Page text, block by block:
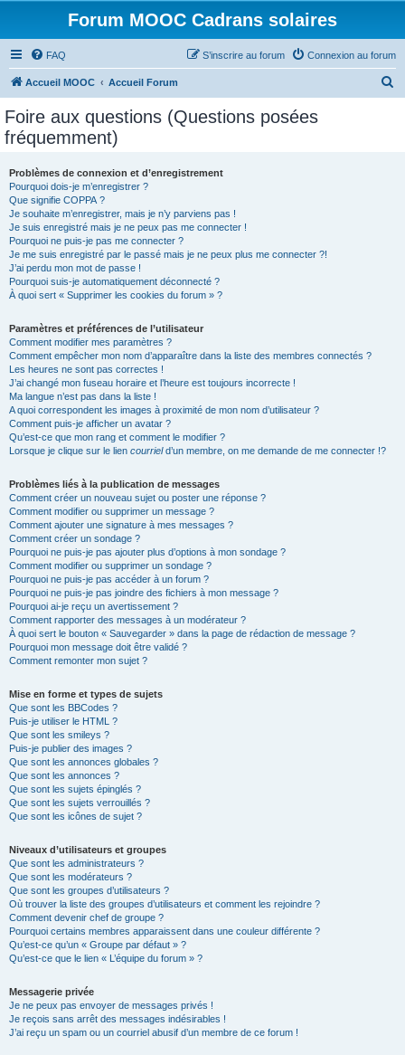
Forum MOOC Cadrans solaires
FAQ Connexion au forum
S’inscrire au forum
Accueil MOOC Accueil Forum
Foire aux questions (Questions posées
fréquemment)
Problèmes de connexion et d’enregistrement
Pourquoi dois-je m’enregistrer ?
Que signifie COPPA ?
Je souhaite m’enregistrer, mais je n’y parviens pas !
Je suis enregistré mais je ne peux pas me connecter !
Pourquoi ne puis-je pas me connecter ?
Je me suis enregistré par le passé mais je ne peux plus me connecter ?!
J’ai perdu mon mot de passe !
Pourquoi suis-je automatiquement déconnecté ?
À quoi sert « Supprimer les cookies du forum » ?
Paramètres et préférences de l’utilisateur
Comment modifier mes paramètres ?
Comment empêcher mon nom d’apparaître dans la liste des membres connectés ?
Les heures ne sont pas correctes !
J’ai changé mon fuseau horaire et l’heure est toujours incorrecte !
Ma langue n’est pas dans la liste !
A quoi correspondent les images à proximité de mon nom d’utilisateur ?
Comment puis-je afficher un avatar ?
Qu’est-ce que mon rang et comment le modifier ?
Lorsque je clique sur le lien courrield’un membre, on me demande de me connecter !?
Problèmes liés à la publication de messages
Comment créer un nouveau sujet ou poster une réponse ?
Comment modifier ou supprimer un message ?
Comment ajouter une signature à mes messages ?
Comment créer un sondage ?
Pourquoi ne puis-je pas ajouter plus d’options à mon sondage ?
Comment modifier ou supprimer un sondage ?
Pourquoi ne puis-je pas accéder à un forum ?
Pourquoi ne puis-je pas joindre des fichiers à mon message ?
Pourquoi ai-je reçu un avertissement ?
Comment rapporter des messages à un modérateur ?
À quoi sert le bouton « Sauvegarder » dans la page de rédaction de message ?
Pourquoi mon message doit être validé ?
Comment remonter mon sujet ?
Mise en forme et types de sujets
Que sont les BBCodes ?
Puis-je utiliser le HTML ?
Que sont les smileys ?
Puis-je publier des images ?
Que sont les annonces globales ?
Que sont les annonces ?
Que sont les sujets épinglés ?
Que sont les sujets verrouillés ?
Que sont les icônes de sujet ?
Niveaux d’utilisateurs et groupes
Que sont les administrateurs ?
Que sont les modérateurs ?
Que sont les groupes d’utilisateurs ?
Où trouver la liste des groupes d’utilisateurs et comment les rejoindre ?
Comment devenir chef de groupe ?
Pourquoi certains membres apparaissent dans une couleur différente ?
Qu’est-ce qu’un « Groupe par défaut » ?
Qu’est-ce que le lien « L’équipe du forum » ?
Messagerie privée
Je ne peux pas envoyer de messages privés !
Je reçois sans arrêt des messages indésirables !
J’ai reçu un spam ou un courriel abusif d’un membre de ce forum !